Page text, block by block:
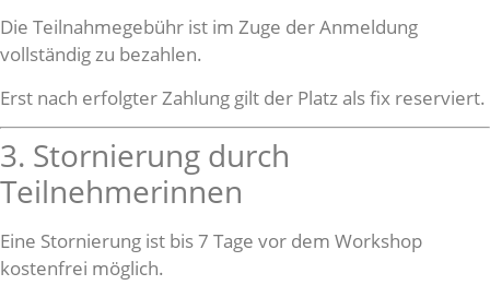
Die Teilnahmegebühr ist im Zuge der Anmeldung
vollständig zu bezahlen.
Erst nach erfolgter Zahlung gilt der Platz als fix reserviert.
3. Stornierung durch
Teilnehmerinnen
Eine Stornierung ist bis 7 Tage vor dem Workshop
kostenfrei möglich.